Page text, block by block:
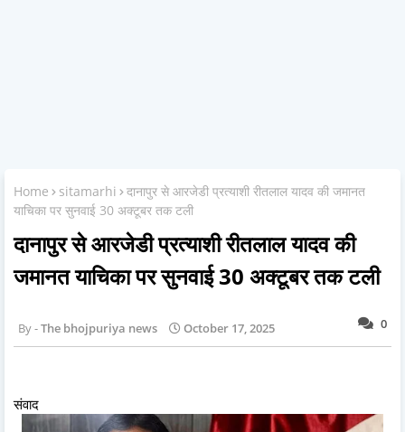
Home sitamarhi
दानापुर से आरजेडी प्रत्याशी रीतलाल यादव की जमानत
याचिका पर सुनवाई 30 अक्टूबर तक टली
दानापुर से आरजेडी प्रत्याशी रीतलाल यादव की
जमानत याचिका पर सुनवाई 30 अक्टूबर तक टली
0
The bhojpuriya news October 17, 2025
संवाद